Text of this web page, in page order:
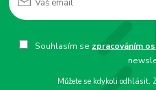
Souhlasím se zpracováním
Můžete se kdykoli